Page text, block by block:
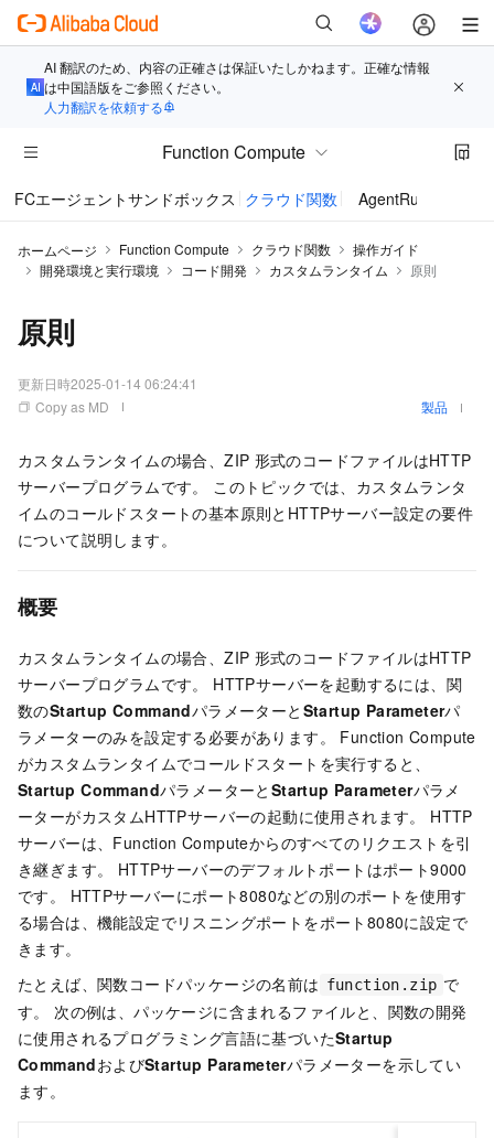
AI 翻訳のため、内容の正確さは保証いたしかねます。正確な情報
は中国語版をご参照ください。
人力翻訳を依頼する
Function Compute
FCエージェントサンドボックス クラウド関数 AgentRun
ホームページ Function Compute クラウド関数
操作ガイド
開発環境と実行環境
コード開発 カスタムランタイム 原則
原則
更新日時2025-01-14 06:24:41
Copy as MD
製品
カスタムランタイムの場合、ZIP 形式のコードファイルはHTTP
サーバープログラムです。 このトピックでは、カスタムランタ
イムのコールドスタートの基本原則とHTTPサーバー設定の要件
について説明します。
概要
カスタムランタイムの場合、ZIP 形式のコードファイルはHTTP
サーバープログラムです。 HTTPサーバーを起動するには、関
数のStartup Commandパラメーターと Startup Parameterパ
ラメーターのみを設定する必要があります。 Function Compute
がカスタムランタイムでコールドスタートを実行すると、
Startup Commandパラメーターと Startup Parameterパラメ
ーターがカスタムHTTPサーバーの起動に使用されます。 HTTP
サーバーは、 Function Computeからのすべてのリクエストを引
き継ぎます。 HTTPサーバーのデフォルトポートはポート9000
です。 HTTPサーバーにポート8080などの別のポートを使用す
る場合は、機能設定でリスニングポートをポート8080に設定で
きます。
たとえば、関数コードパッケージの名前は function.zip で
す。 次の例は、パッケージに含まれるファイルと、関数の開発
に使用されるプログラミング言語に基づいたStartup
CommandおよびStartup Parameterパラメーターを示してい
ます。